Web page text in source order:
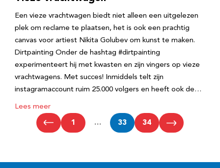
Een vieze vrachtwagen biedt niet alleen een uitgelezen
plek om reclame te plaatsen, het is ook een prachtig
canvas voor artiest Nikita Golubev om kunst te maken.
Dirtpainting Onder de hashtag #dirtpainting
experimenteert hij met kwasten en zijn vingers op vieze
vrachtwagens. Met succes! Inmiddels telt zijn
instagramaccount ruim 25.000 volgers en heeft ook de…
Lees meer
1 … 33 34